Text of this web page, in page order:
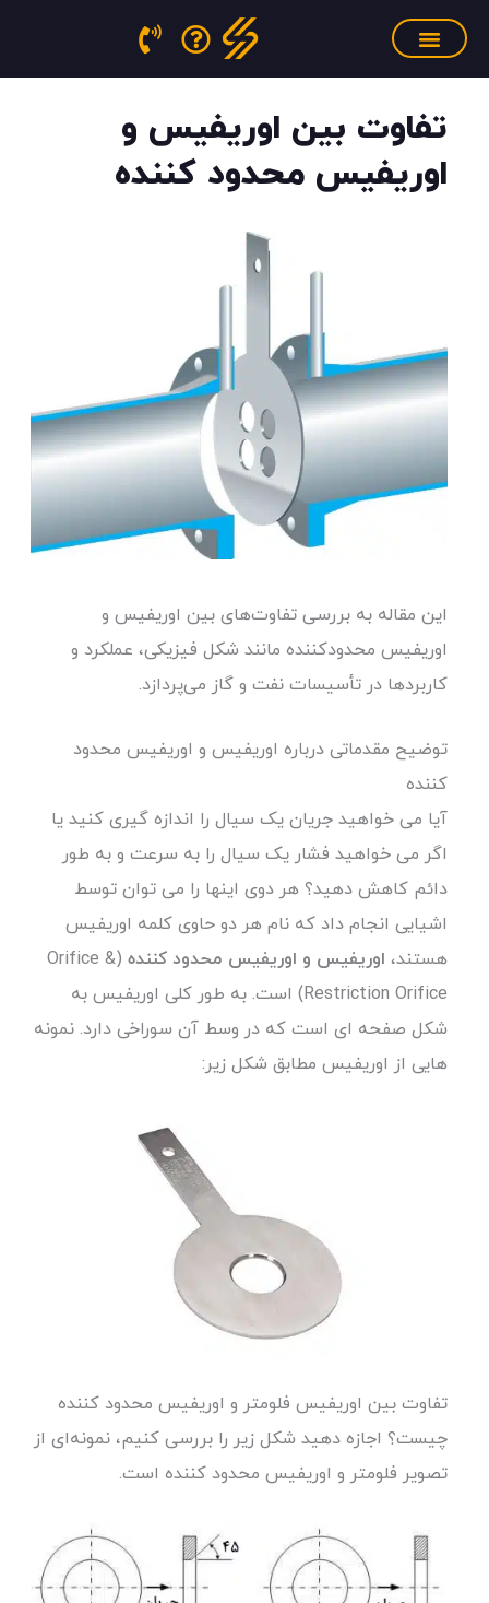
رفتن
تفاوت بین اوریفیس و
اوریفیس محدود کننده
این مقاله به بررسی تفاوت‌های بین اوریفیس و
اوریفیس محدودکننده مانند شکل فیزیکی، عملکرد و
کاربردها در تأسیسات نفت و گاز می‌پردازد.
توضیح مقدماتی درباره اوریفیس و اوریفیس محدود
کننده
آیا می خواهید جریان یک سیال را اندازه گیری کنید یا
اگر می خواهید فشار یک سیال را به سرعت و به طور
دائم کاهش دهید؟ هر دوی اینها را می توان توسط
اشیایی انجام داد که نام هر دو حاوی کلمه اوریفیس
هستند، اوریفیس و اوریفیس محدود کننده (Orifice &
Restriction Orifice) است. به طور کلی اوریفیس به
شکل صفحه ای است که در وسط آن سوراخی دارد. نمونه
هایی از اوریفیس مطابق شکل زیر:
تفاوت بین اوریفیس فلومتر و اوریفیس محدود کننده
چیست؟ اجازه دهید شکل زیر را بررسی کنیم، نمونه‌ای از
تصویر فلومتر و اوریفیس محدود کننده است.